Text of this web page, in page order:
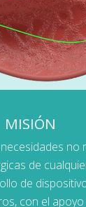
MISIÓN
no
de
de
con el apoyo